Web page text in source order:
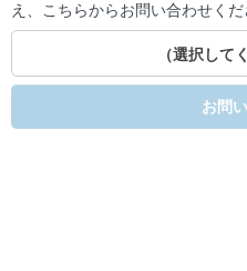
え、こちらからお問い合わせくだ
（選択して
お問